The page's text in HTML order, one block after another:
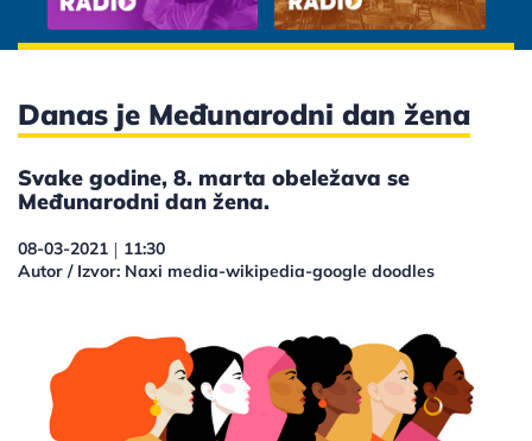
Danas je Međunarodni dan žena
Svake godine, 8. marta obeležava se
Međunarodni dan žena.
08-03-2021 | 11:30
Autor / Izvor: Naxi media-wikipedia-google doodles